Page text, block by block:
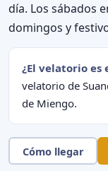
día. Los sábados
domingos y
¿El velatorio es
velatorio de
de Miengo.
Cómo llegar